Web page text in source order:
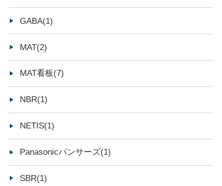
GABA(1)
MAT(2)
MAT看板(7)
NBR(1)
NETIS(1)
Panasonicパンサーズ(1)
SBR(1)